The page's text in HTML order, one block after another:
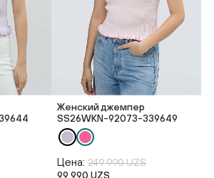
Женский джемпер
SS26WKN-92073-339649
Цена: 249 990 UZS
99 990 UZS